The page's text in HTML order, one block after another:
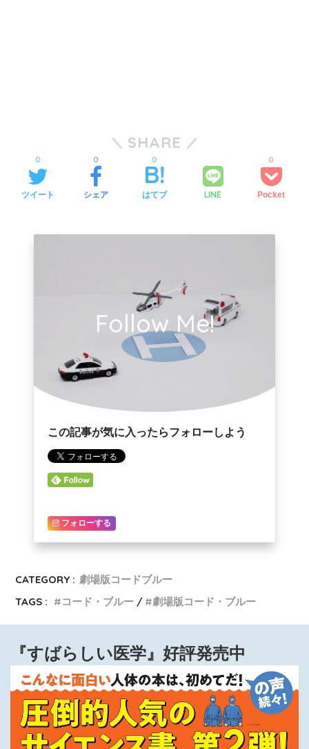
SHARE
ツイート
0
シェア
0
はてブ
0
LINE Pocket
0
Follow Me!
この記事が気に入ったらフォローしよう
フォローする
CATEGORY : 劇場版コードブルー
TAGS :
コード・ブルー 劇場版コード・ブルー
『すばらしい医学』好評発売中